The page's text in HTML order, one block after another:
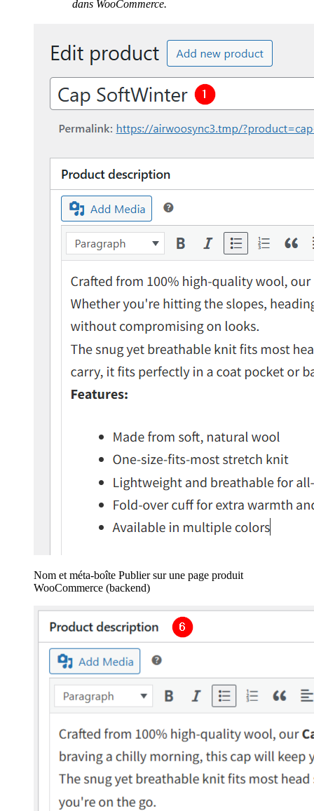
dans WooCommerce.
Nom et méta-boîte Publier sur une page produit
WooCommerce (backend)